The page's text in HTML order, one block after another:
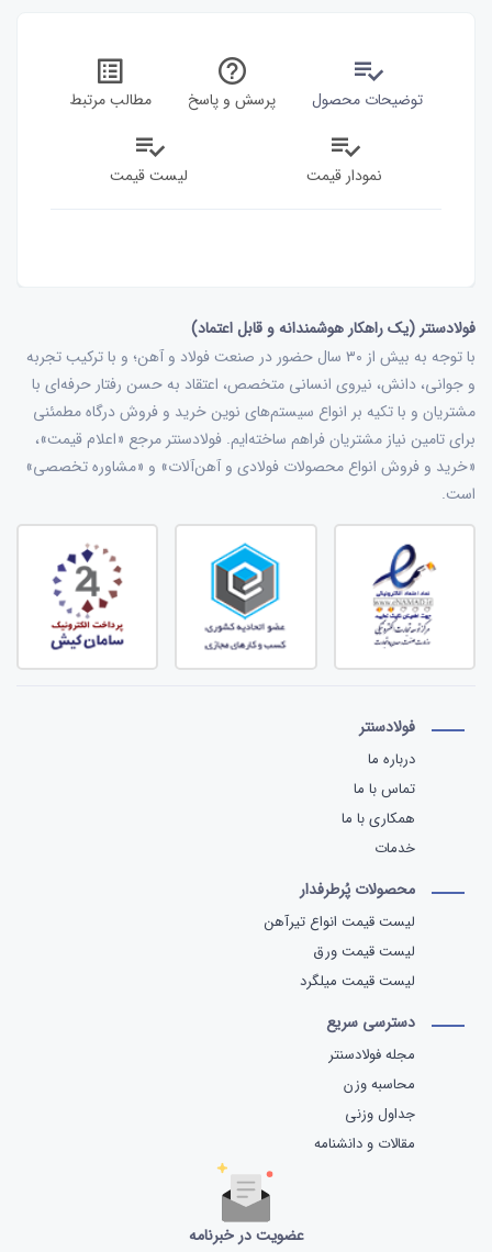
توضیحات محصول پرسش و پاسخ مطالب مرتبط
نمودار قیمت لیست قیمت
فولادسنتر (یک راهکار هوشمندانه و قابل اعتماد)
با توجه به بیش از ۳۰ سال حضور در صنعت فولاد و آهن؛ و با ترکیب تجربه
و جوانی، دانش، نیروی انسانی متخصص، اعتقاد به حسن رفتار حرفه‌ای با
مشتریان و با تکیه بر انواع سیستم‌های نوین خرید و فروش درگاه مطمئنی
برای تامین نیاز مشتریان فراهم ساخته‌ایم. فولادسنتر مرجع «اعلام قیمت»،
«خرید و فروش انواع محصولات فولادی و آهن‌آلات» و «مشاوره تخصصی»
است.
فولادسنتر
درباره ما
تماس با ما
همکاری با ما
خدمات
محصولات پُرطرفدار
لیست قیمت انواع تیرآهن
لیست قیمت ورق
لیست قیمت میلگرد
دسترسی سریع
مجله فولادسنتر
محاسبه وزن
جداول وزنی
مقالات و دانشنامه
عضویت در خبرنامه